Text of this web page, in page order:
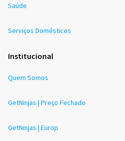
Saúde
Serviços Domésticos
Institucional
Quem Somos
GetNinjas | Preço Fechado
GetNinjas | Europ